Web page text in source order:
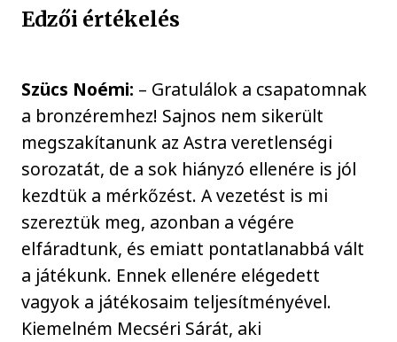
Edzői értékelés
Szücs Noémi: – Gratulálok a csapatomnak
a bronzéremhez! Sajnos nem sikerült
megszakítanunk az Astra veretlenségi
sorozatát, de a sok hiányzó ellenére is jól
kezdtük a mérkőzést. A vezetést is mi
szereztük meg, azonban a végére
elfáradtunk, és emiatt pontatlanabbá vált
a játékunk. Ennek ellenére elégedett
vagyok a játékosaim teljesítményével.
Kiemelném Mecséri Sárát, aki